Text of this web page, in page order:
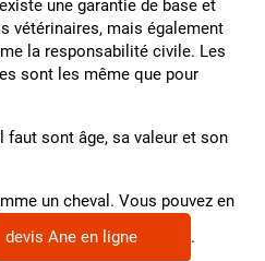
une garantie de base et
vétérinaires, mais également
la responsabilité civile. Les
sont les même que pour
faut sont âge, sa valeur et son
un cheval. Vous pouvez en
devis Ane en ligne .